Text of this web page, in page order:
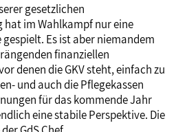
gesetzlichen
hat im Wahlkampf nur eine
Es ist aber niemandem
finanziellen
denen die GKV steht, einfach zu
und auch die Pflegekassen
für das kommende Jahr
eine stabile Perspektive. Die